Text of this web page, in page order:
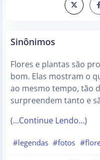
Sinônimos
Flores e plantas são
bom. Elas mostram o
ao mesmo tempo, tão
surpreendem tanto e
(…Continue Lendo…)
#legendas #fotos